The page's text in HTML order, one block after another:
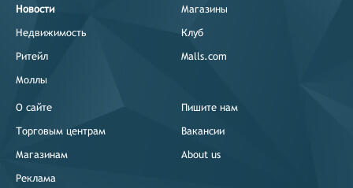
Новости
Недвижимость
Ритейл
Моллы
Магазины
Клуб
Malls.com
О сайте
Торговым центрам
Магазинам
Реклама
Пишите нам
Вакансии
About us